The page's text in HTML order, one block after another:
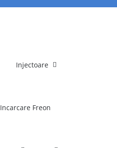
Injectoare
Incarcare Freon